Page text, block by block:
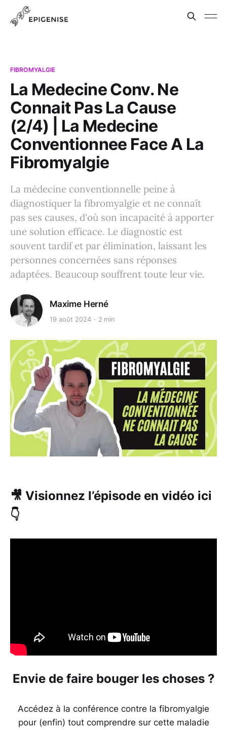
FIBROMYALGIE
La Medecine Conv. Ne
Connait Pas La Cause
(2/4) | La Medecine
Conventionnee Face A La
Fibromyalgie
La médecine conventionnelle peine à
diagnostiquer la fibromyalgie et ne connaît
pas ses causes, d'où son incapacité à apporter
une solution efficace. Le diagnostic est
souvent tardif et par élimination, laissant les
personnes concernées sans réponses
adaptées. Beaucoup souffrent toute leur vie.
Maxime Herné
19 août 2024 2 min
🎥 Visionnez l’épisode en vidéo ici
👇
Envie de faire bouger les choses ?
Accédez à la conférence contre la fibromyalgie
pour (enfin) tout comprendre sur cette maladie